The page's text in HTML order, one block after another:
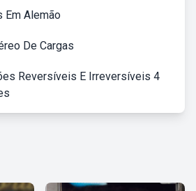
Em Alemão
De Cargas
Reversíveis E Irreversíveis 4